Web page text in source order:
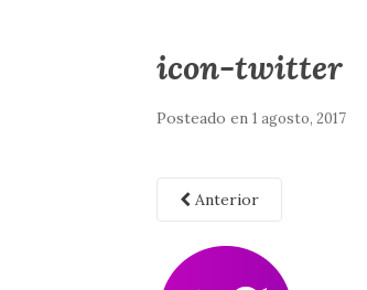
icon-twitter
Posteado en 1 agosto, 2017
Anterior